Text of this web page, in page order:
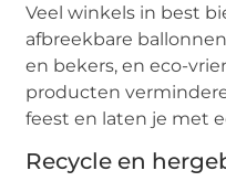
Veel winkels in best
afbreekbare
en bekers, en eco-
producten
feest en laten je met
Recycle en